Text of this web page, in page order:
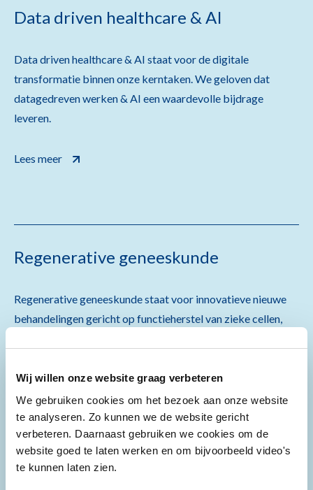
Wij willen onze website graag verbeteren
We gebruiken cookies om het bezoek aan onze website
te analyseren. Zo kunnen we de website gericht
verbeteren. Daarnaast gebruiken we cookies om de
website goed te laten werken en om bijvoorbeeld video's
te kunnen laten zien.
Data driven healthcare & AI
Data driven healthcare & AI staat voor de digitale
transformatie binnen onze kerntaken. We geloven dat
datagedreven werken & AI een waardevolle bijdrage
leveren.
Lees meer
Regenerative geneeskunde
Regenerative geneeskunde staat voor innovatieve nieuwe
behandelingen gericht op functieherstel van zieke cellen,
Lees meer
Population health